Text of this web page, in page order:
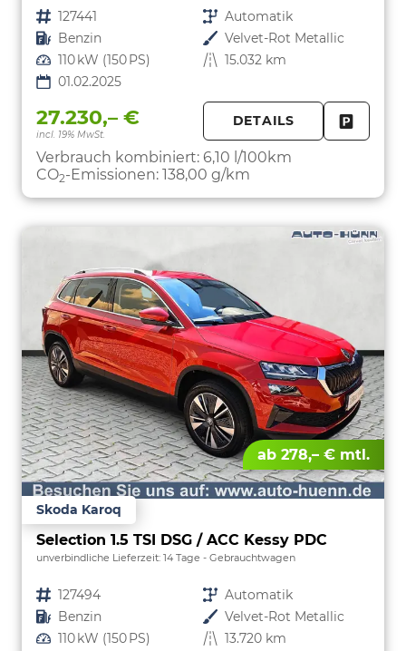
Fahrzeugnr. 127441 Getriebe Automatik
Kraftstoff Benzin Außenfarbe Velvet-Rot Metallic
Leistung 110 kW (150 PS) Kilometerstand 15.032 km
01.02.2025
27.230,– €
incl. 19% MwSt.
DETAILS
Verbrauch kombiniert: 6,10 l/100km
CO2-Emissionen: 138,00 g/km
ab 278,– € mtl.
Skoda Karoq
Selection 1.5 TSI DSG / ACC Kessy PDC
unverbindliche Lieferzeit: 14 Tage Gebrauchtwagen
Fahrzeugnr. 127494 Getriebe Automatik
Kraftstoff Benzin Außenfarbe Velvet-Rot Metallic
Leistung 110 kW (150 PS) Kilometerstand 13.720 km